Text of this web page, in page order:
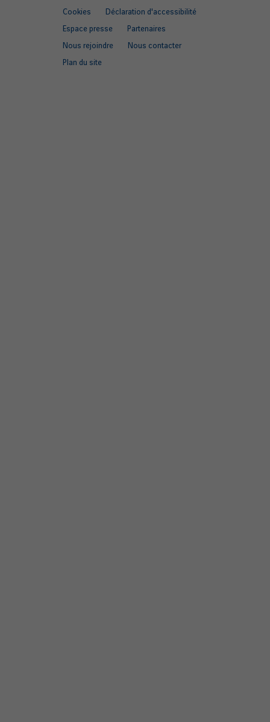
Cookies
Déclaration d'accessibilité
Espace presse
Partenaires
Nous rejoindre
Nous contacter
Plan du site